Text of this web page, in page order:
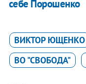
себе Порошенко
ВИКТОР ЮЩЕНКО
ВО "СВОБОДА"